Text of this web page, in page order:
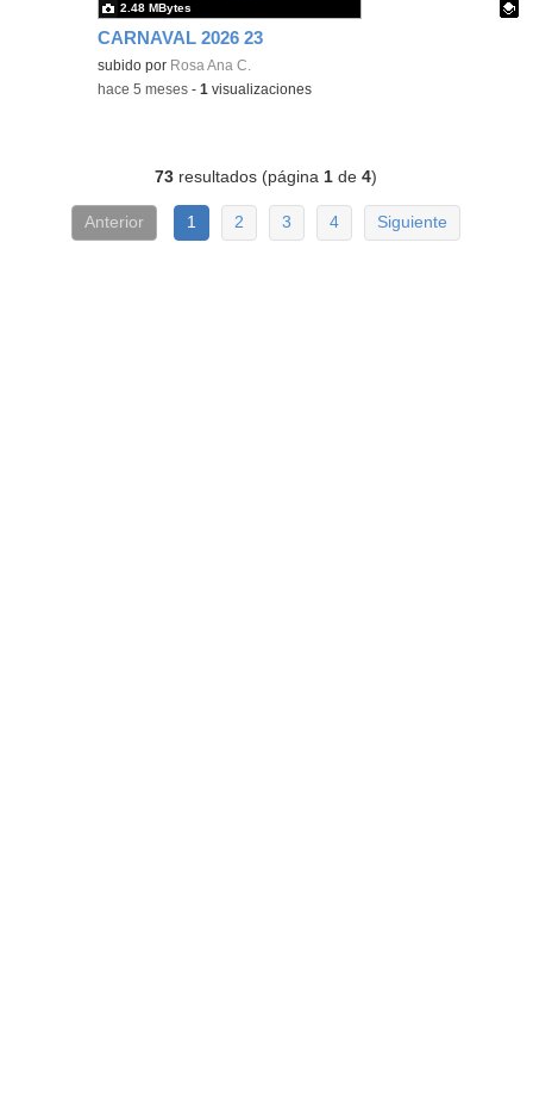
CARNAVAL 2026 23
Contenido educativo.
subido por Rosa Ana C.
2.48 MBytes
-hace 5 meses -1 visualizaciones
73 resultados (página 1 de4)
Anterior 1 2 3 4 Siguiente